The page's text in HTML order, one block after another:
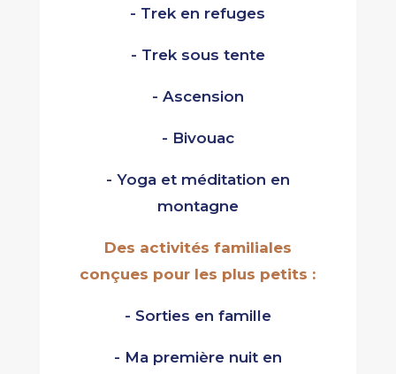
- Trek en refuges
- Trek sous tente
- Ascension
- Bivouac
- Yoga et méditation en
montagne
Des activités familiales
conçues pour les plus petits :
- Sorties en famille
- Ma première nuit en